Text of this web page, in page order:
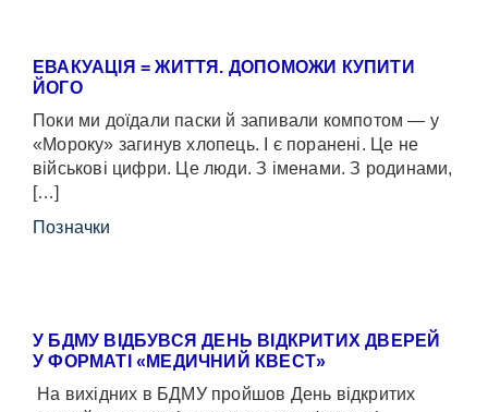
ЕВАКУАЦІЯ = ЖИТТЯ. ДОПОМОЖИ КУПИТИ
ЙОГО
Поки ми доїдали паски й запивали компотом — у
«Мороку» загинув хлопець. І є поранені. Це не
військові цифри. Це люди. З іменами. З родинами,
[…]
Позначки
У БДМУ ВІДБУВСЯ ДЕНЬ ВІДКРИТИХ ДВЕРЕЙ
У ФОРМАТІ «МЕДИЧНИЙ КВЕСТ»
На вихідних в БДМУ пройшов День відкритих